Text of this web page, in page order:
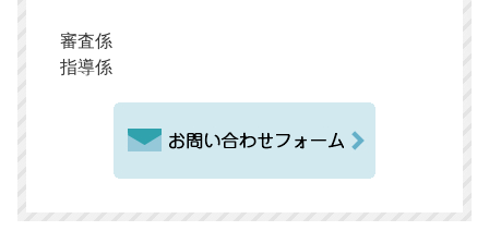
審査係
指導係